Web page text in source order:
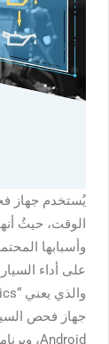
الوقت، حيثُ
وأسبابها
والذي يعني “On Board diagnostics”